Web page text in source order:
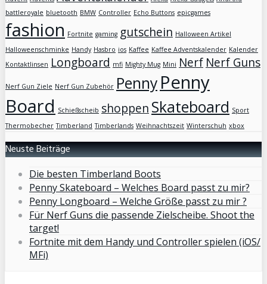
battleroyale bluetooth BMW Controller Echo Buttons epicgames
fashion Fortnite gaming gutschein Halloween Artikel
Halloweenschminke Handy Hasbro ios Kaffee Kaffee Adventskalender Kalender
Kontaktlinsen Longboard mfi Mighty Mug Mini Nerf Nerf Guns
Nerf Gun Ziele Nerf Gun Zubehör Penny Penny
Board Schießscheib shoppen Skateboard Sport
Thermobecher Timberland Timberlands Weihnachtszeit Winterschuh xbox
Neuste Beiträge
Die besten Timberland Boots
Penny Skateboard – Welches Board passt zu mir?
Penny Longboard – Welche Größe passt zu mir ?
Für Nerf Guns die passende Zielscheibe. Shoot the
target!
Fortnite mit dem Handy und Controller spielen (iOS/
MFi)